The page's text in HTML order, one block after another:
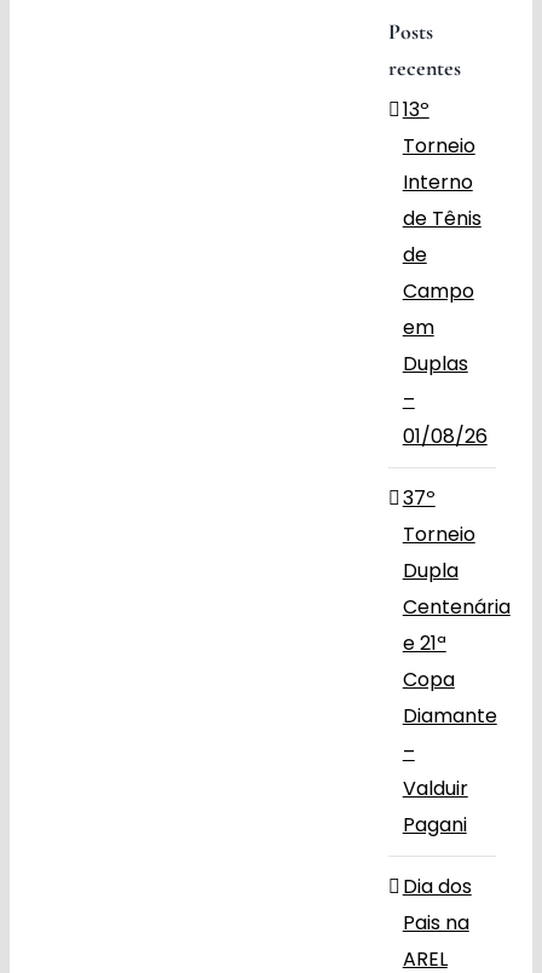
Posts
recentes
13º
Torneio
Interno
de Tênis
de
Campo
em
Duplas
–
01/08/26
37º
Torneio
Dupla
Centenária
e 21ª
Copa
Diamante
–
Valduir
Pagani
Dia dos
Pais na
AREL